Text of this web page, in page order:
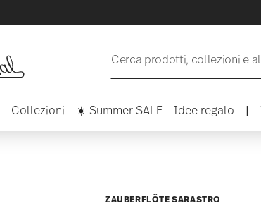
Cerca prodotti, collezioni e
Collezioni ☀️ Summer SALE Idee regalo |
ZAUBERFLÖTE SARASTRO